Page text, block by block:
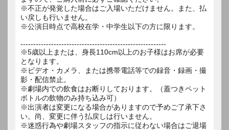
※不正が発覚した場合はご入場いただけません。また、払
い戻しも行いません。
※公演日時点で高校在学・中学生以下の方に限ります。
---------------------------------------------------------
※5歳以上または、身長110cm以上のお子様はお席が必要
となります。
※ビデオ・カメラ、または携帯電話等での録音・録画・撮
影・配信禁止。
※劇場内での飲食はお断りしております。（蓋つきペット
ボトルの飲物のみ持ち込み可）
※出演者は変更になる場合がありますので予めご了承下さ
い。尚、変更に伴う払戻しは行いません。
※迷惑行為や劇場スタッフの指示に従わない場合はご退場